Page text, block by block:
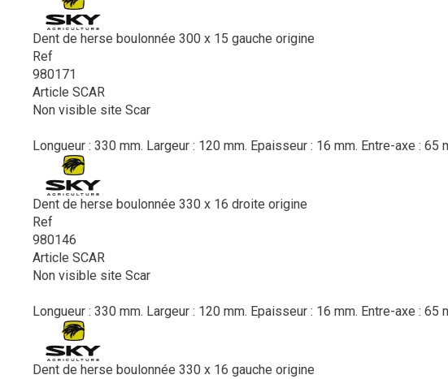
Dent de herse boulonnée 300 x 15 gauche origine
Ref
980171
Article SCAR
Non visible site Scar
Longueur : 330 mm. Largeur : 120 mm. Epaisseur : 16 mm. Entre-axe : 65
Dent de herse boulonnée 330 x 16 droite origine
Ref
980146
Article SCAR
Non visible site Scar
Longueur : 330 mm. Largeur : 120 mm. Epaisseur : 16 mm. Entre-axe : 65
Dent de herse boulonnée 330 x 16 gauche origine